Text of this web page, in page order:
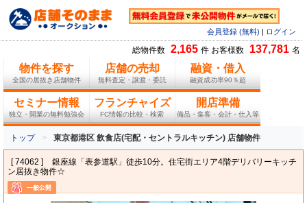
会員登録 (無料) ログイン
総物件数 2,165 件 お客様数 137,781 名
物件を探す
全国の居抜き店舗物件
店舗の売却
無料査定・譲渡・委託
融資・借入
融資成功率90％超
セミナー情報
独立・開業の無料勉強会
フランチャイズ
FC情報の比較・検索
開店準備
備品・集客・会計・仕入等
トップ 東京都港区 飲食店(宅配・セントラルキッチン) 店舗物件
[ 74062 ]
銀座線「表参道駅」徒歩10分。住宅街エリア4階デリバリーキッチ
ン居抜き物件☆